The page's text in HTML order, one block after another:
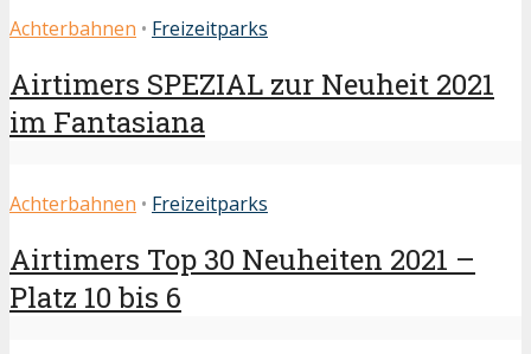
Achterbahnen • Freizeitparks
Airtimers SPEZIAL zur Neuheit 2021
im Fantasiana
Achterbahnen • Freizeitparks
Airtimers Top 30 Neuheiten 2021 –
Platz 10 bis 6